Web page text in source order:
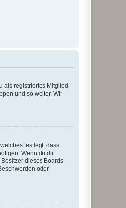
als registriertes Mitglied
und so weiter. Wir
festlegt, dass
Wenn du dir
dieses Boards
oder